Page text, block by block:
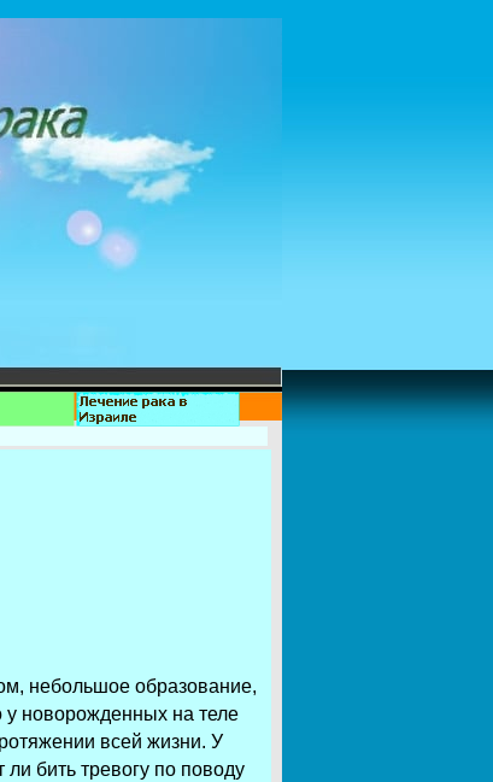
небольшое образование,
у новорожденных на теле
всей жизни. У
бить тревогу по поводу